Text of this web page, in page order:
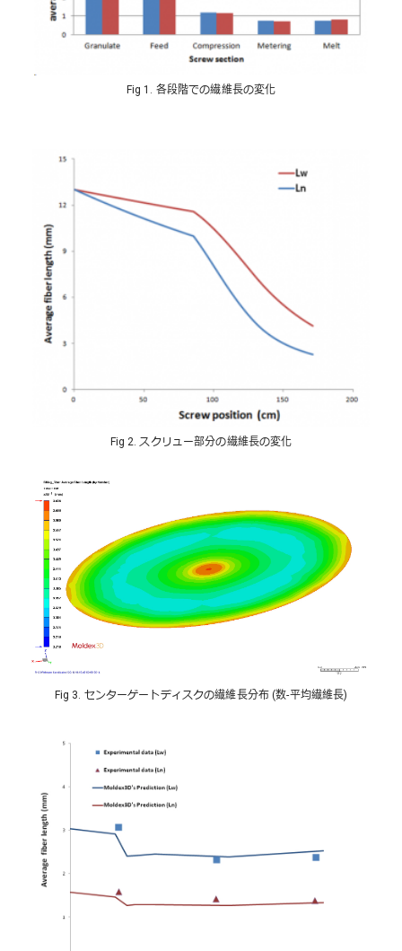
Fig 1. 各段階での繊維長の変化
Fig 2. スクリュー部分の繊維長の変化
Fig 3. センターゲートディスクの繊維長分布 (数-平均繊維長)